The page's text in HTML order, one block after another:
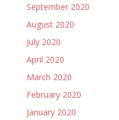
September 2020
August 2020
July 2020
April 2020
March 2020
February 2020
January 2020